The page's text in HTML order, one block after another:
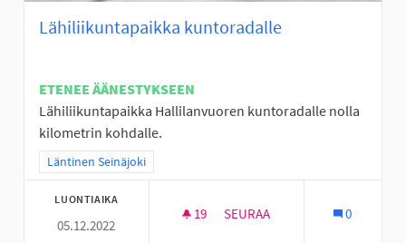
Lähiliikuntapaikka kuntoradalle
ETENEE ÄÄNESTYKSEEN
Lähiliikuntapaikka Hallilanvuoren kuntoradalle nolla
kilometrin kohdalle.
Rajaa tulokset teeman mukaan: Läntinen Seinäjoki
Läntinen Seinäjoki
LUONTIAIKA
05.12.2022
19 19 SEURAAJAA
SEURAA 0